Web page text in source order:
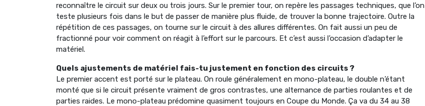
reconnaître le circuit sur deux ou trois jours. Sur le premier tour, on repère les passages techniques, que l’on
teste plusieurs fois dans le but de passer de manière plus fluide, de trouver la bonne trajectoire. Outre la
répétition de ces passages, on tourne sur le circuit à des allures différentes. On fait aussi un peu de
fractionné pour voir comment on réagit à l’effort sur le parcours. Et c’est aussi l’occasion d’adapter le
matériel.
Quels ajustements de matériel fais-tu justement en fonction des circuits ?
Le premier accent est porté sur le plateau. On roule généralement en mono-plateau, le double n’étant
monté que si le circuit présente vraiment de gros contrastes, une alternance de parties roulantes et de
parties raides. Le mono-plateau prédomine quasiment toujours en Coupe du Monde. Ça va du 34 au 38